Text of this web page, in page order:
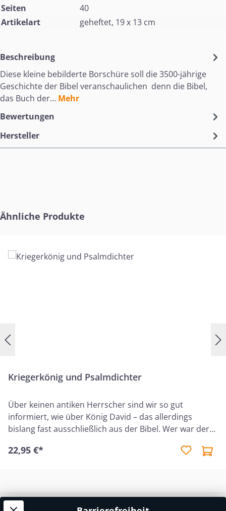
Seiten
40
Artikelart
geheftet, 19 x 13 cm
Beschreibung
Diese kleine bebilderte Borschüre soll die 3500-jährige
Geschichte der Bibel veranschaulichen  denn die Bibel,
das Buch der… Mehr
Bewertungen
Hersteller
Produktgalerie überspringen
Ähnliche Produkte
Kriegerkönig und Psalmdichter
Über keinen antiken Herrscher sind wir so gut
informiert, wie über König David – das allerdings
bislang fast ausschließlich aus der Bibel. Wer war der
Gottes", der Glaubensheld, der noch im christlichen
auch, dazu ein Opportunist, der sich nicht scheute, mit
den Feinden seines Volkes zu paktieren, wenn es in
22,95 €*